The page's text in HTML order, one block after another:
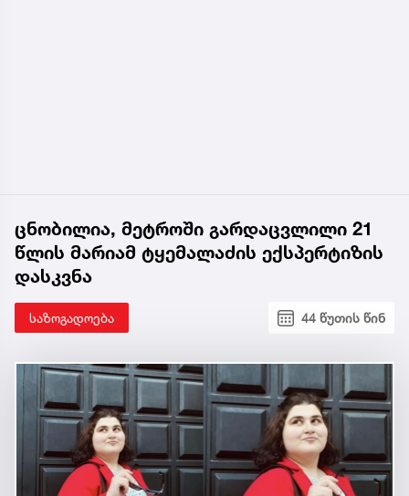
ცნობილია, მეტროში გარდაცვლილი 21
წლის მარიამ ტყემალაძის ექსპერტიზის
დასკვნა
საზოგადოება 44 წუთის წინ